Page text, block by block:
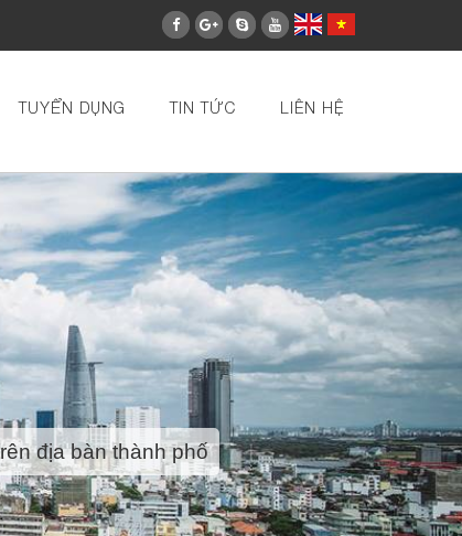
TUYỂN DỤNG TIN TỨC LIÊN HỆ
địa bàn thành phố